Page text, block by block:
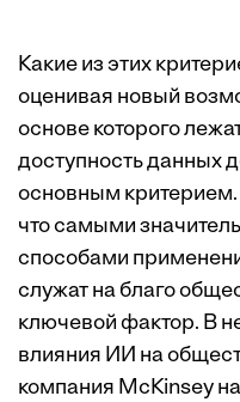
Какие из этих
оценивая новый
основе которого
доступность данных
основным критерием.
что самыми
способами
служат на благо
ключевой фактор. В
влияния ИИ на
компания McKinsey